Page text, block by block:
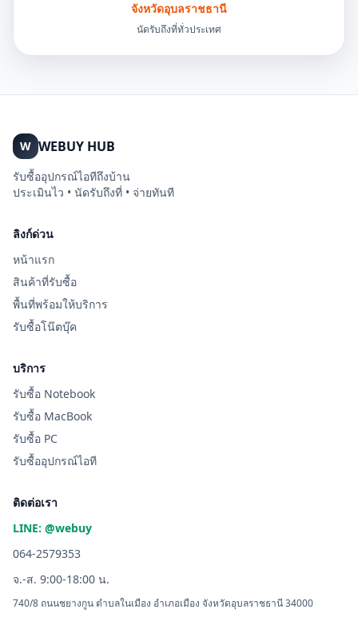
จังหวัดอุบลราชธานี
นัดรับถึงที่ทั่วประเทศ
W WEBUY HUB
รับซื้ออุปกรณ์ไอทีถึงบ้าน
ประเมินไว • นัดรับถึงที่ • จ่ายทันที
ลิงก์ด่วน
หน้าแรก
สินค้าที่รับซื้อ
พื้นที่พร้อมให้บริการ
รับซื้อโน๊ตบุ๊ค
บริการ
รับซื้อ Notebook
รับซื้อ MacBook
รับซื้อ PC
รับซื้ออุปกรณ์ไอที
ติดต่อเรา
LINE: @webuy
064-2579353
จ.-ส. 9:00-18:00 น.
740/8 ถนนชยางกูน ตำบลในเมือง อำเภอเมือง จังหวัดอุบลราชธานี 34000